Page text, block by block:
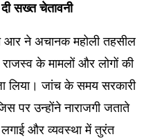
सख्त चेतावनी
आर ने अचानक महोली तहसील
राजस्व के मामलों और लोगों की
लिया। जांच के समय सरकारी
पर उन्होंने नाराजगी जताते
लगाई और व्यवस्था में तुरंत